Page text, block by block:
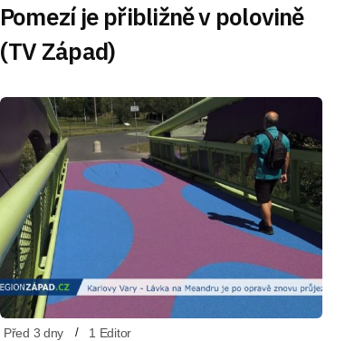
Pomezí je přibližně v polovině
(TV Západ)
Před 3 dny 1 Editor